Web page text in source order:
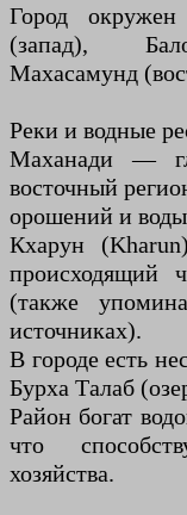
Город
(запад),
Махасамунд
Реки и водные
Маханади —
восточный
орошений и
Кхарун
происходящий
(также
источниках).
В городе есть
Бурха Талаб
Район богат
что
хозяйства.